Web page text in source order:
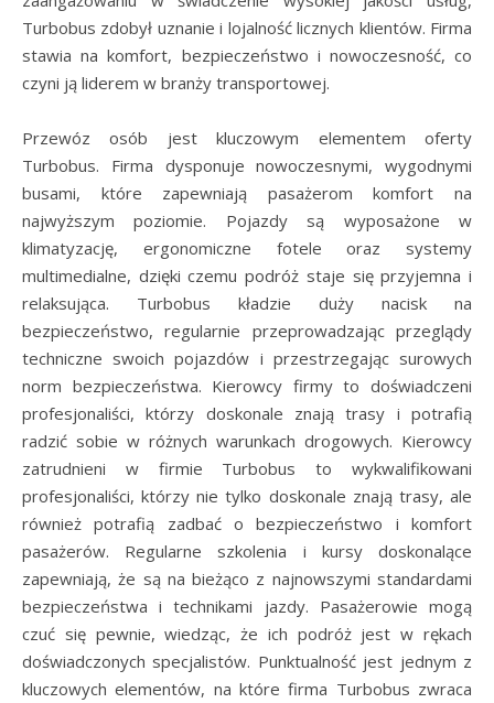
Turbobus zdobył uznanie i lojalność licznych klientów. Firma
stawia na komfort, bezpieczeństwo i nowoczesność, co
czyni ją liderem w branży transportowej.
Przewóz osób jest kluczowym elementem oferty
Turbobus. Firma dysponuje nowoczesnymi, wygodnymi
busami, które zapewniają pasażerom komfort na
najwyższym poziomie. Pojazdy są wyposażone w
klimatyzację, ergonomiczne fotele oraz systemy
multimedialne, dzięki czemu podróż staje się przyjemna i
relaksująca. Turbobus kładzie duży nacisk na
bezpieczeństwo, regularnie przeprowadzając przeglądy
techniczne swoich pojazdów i przestrzegając surowych
norm bezpieczeństwa. Kierowcy firmy to doświadczeni
profesjonaliści, którzy doskonale znają trasy i potrafią
radzić sobie w różnych warunkach drogowych. Kierowcy
zatrudnieni w firmie Turbobus to wykwalifikowani
profesjonaliści, którzy nie tylko doskonale znają trasy, ale
również potrafią zadbać o bezpieczeństwo i komfort
pasażerów. Regularne szkolenia i kursy doskonalące
zapewniają, że są na bieżąco z najnowszymi standardami
bezpieczeństwa i technikami jazdy. Pasażerowie mogą
czuć się pewnie, wiedząc, że ich podróż jest w rękach
doświadczonych specjalistów. Punktualność jest jednym z
kluczowych elementów, na które firma Turbobus zwraca